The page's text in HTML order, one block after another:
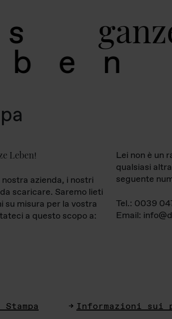
s ga
b e
Leben!
azienda, i nostri
scaricare. Saremo lieti
misura per la vostra
a questo scopo a:
Lei non è un
qualsiasi
seguente
Tel.: 0039
Email:
Informazioni sui